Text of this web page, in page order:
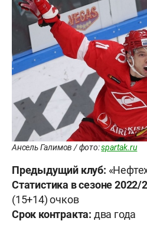
Ансель Галимов / фото:spartak.ru
Предыдущий клуб:
Статистика в сезоне 2022/
(15+14) очков
Срок контракта: два года